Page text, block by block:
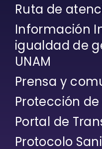
Ruta de
Información
igualdad de
UNAM
Prensa y
Protección
Portal de
Protocolo